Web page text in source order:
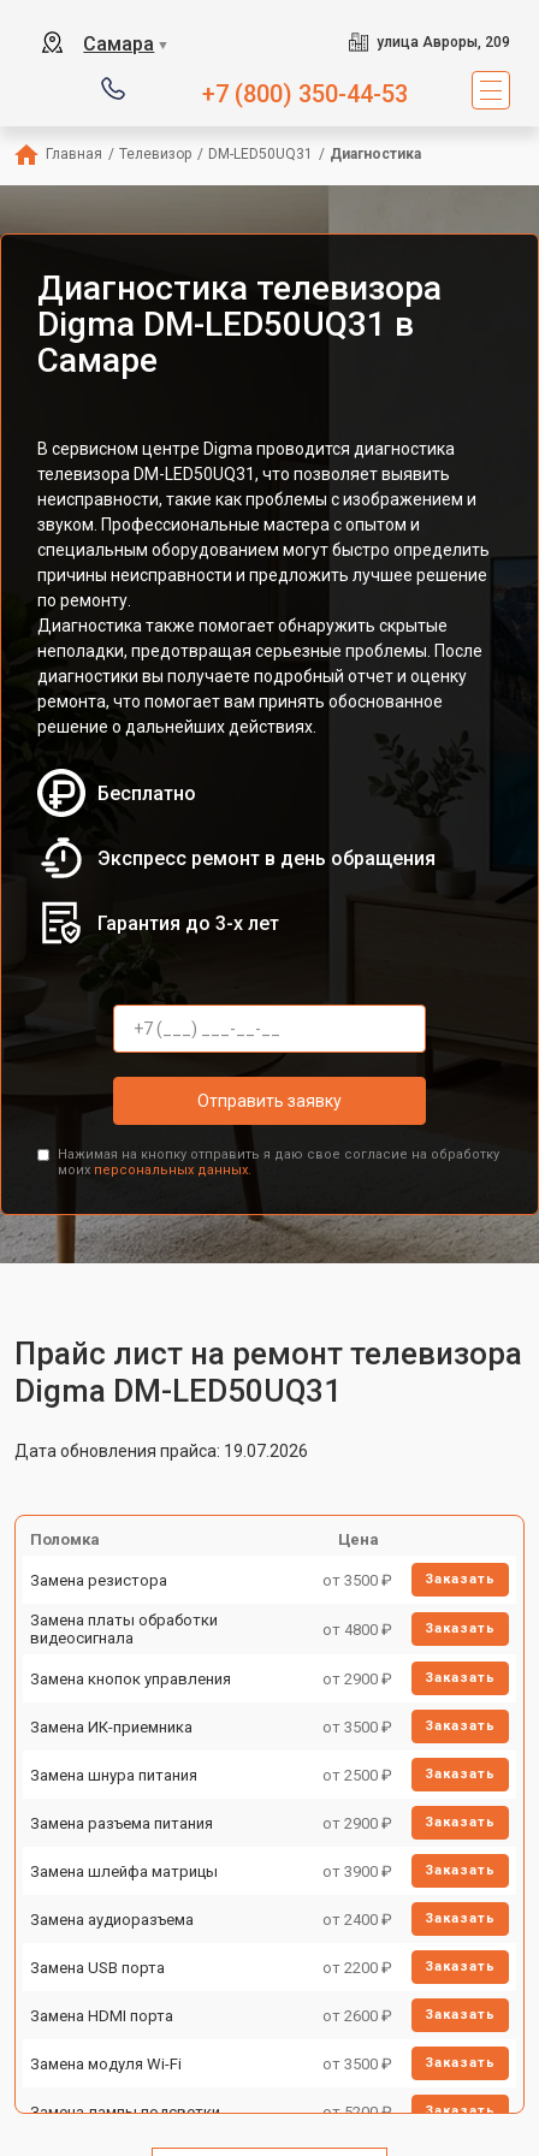
Самара ▼ улица Авроры, 209
+7 (800) 350-44-53
Главная / Телевизор / DM-LED50UQ31 / Диагностика
Диагностика телевизора
Digma DM-LED50UQ31 в
Самаре
В сервисном центре Digma проводится диагностика
телевизора DM-LED50UQ31, что позволяет выявить
неисправности, такие как проблемы с изображением и
звуком. Профессиональные мастера с опытом и
специальным оборудованием могут быстро определить
причины неисправности и предложить лучшее решение
по ремонту.
Диагностика также помогает обнаружить скрытые
неполадки, предотвращая серьезные проблемы. После
диагностики вы получаете подробный отчет и оценку
ремонта, что помогает вам принять обоснованное
решение о дальнейших действиях.
Бесплатно
Экспресс ремонт в день обращения
Гарантия до 3-х лет
Отправить заявку
Нажимая на кнопку отправить я даю свое согласие на обработку
моих персональных данных.
Прайс лист на ремонт телевизора
Digma DM-LED50UQ31
Дата обновления прайса: 19.07.2026
Поломка Цена
Замена резистора от 3500 ₽ Заказать
Замена платы обработки
видеосигнала
от 4800 ₽ Заказать
Замена кнопок управления от 2900 ₽ Заказать
Замена ИК-приемника от 3500 ₽ Заказать
Замена шнура питания от 2500 ₽ Заказать
Замена разъема питания от 2900 ₽ Заказать
Замена шлейфа матрицы от 3900 ₽ Заказать
Замена аудиоразъема от 2400 ₽ Заказать
Замена USB порта от 2200 ₽ Заказать
Замена HDMI порта от 2600 ₽ Заказать
Замена модуля Wi-Fi от 3500 ₽ Заказать
Замена лампы подсветки от 5200 ₽ Заказать